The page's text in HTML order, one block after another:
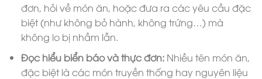
đơn, hỏi về món ăn, hoặc đưa ra các yêu cầu đặc
biệt (như không bỏ hành, không trứng…) mà
không lo bị nhầm lẫn.
Đọc hiểu biển báo và thực đơn:Nhiều tên món ăn,
đặc biệt là các món truyền thống hay nguyên liệu